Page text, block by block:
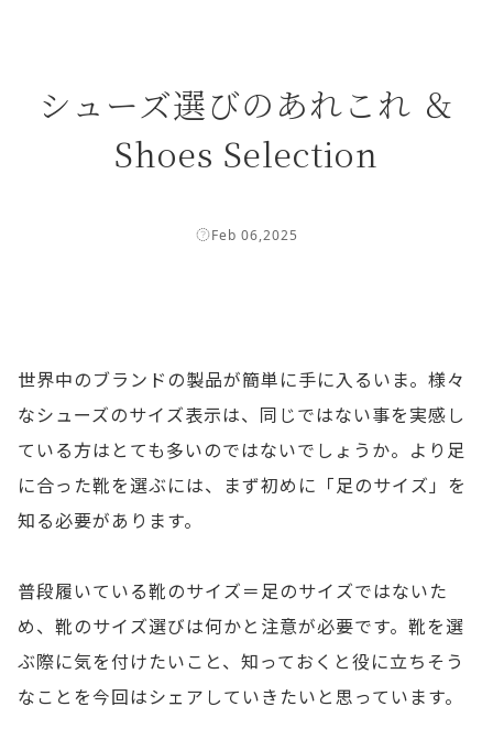
シューズ選びのあれこれ ＆
Shoes Selection
Feb 06,2025
世界中のブランドの製品が簡単に手に入るいま。様々
なシューズのサイズ表示は、同じではない事を実感し
ている方はとても多いのではないでしょうか。より足
に合った靴を選ぶには、まず初めに「足のサイズ」を
知る必要があります。
普段履いている靴のサイズ＝足のサイズではないた
め、靴のサイズ選びは何かと注意が必要です。靴を選
ぶ際に気を付けたいこと、知っておくと役に立ちそう
なことを今回はシェアしていきたいと思っています。